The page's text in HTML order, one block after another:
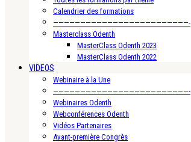
Calendrier des formations
—————————————————————————-
Masterclass Odenth
MasterClass Odenth 2023
MasterClass Odenth 2022
VIDEOS
Webinaire à la Une
—————————————————————————-
Webinaires Odenth
Webconférences Odenth
Vidéos Partenaires
Avant-première Congrès